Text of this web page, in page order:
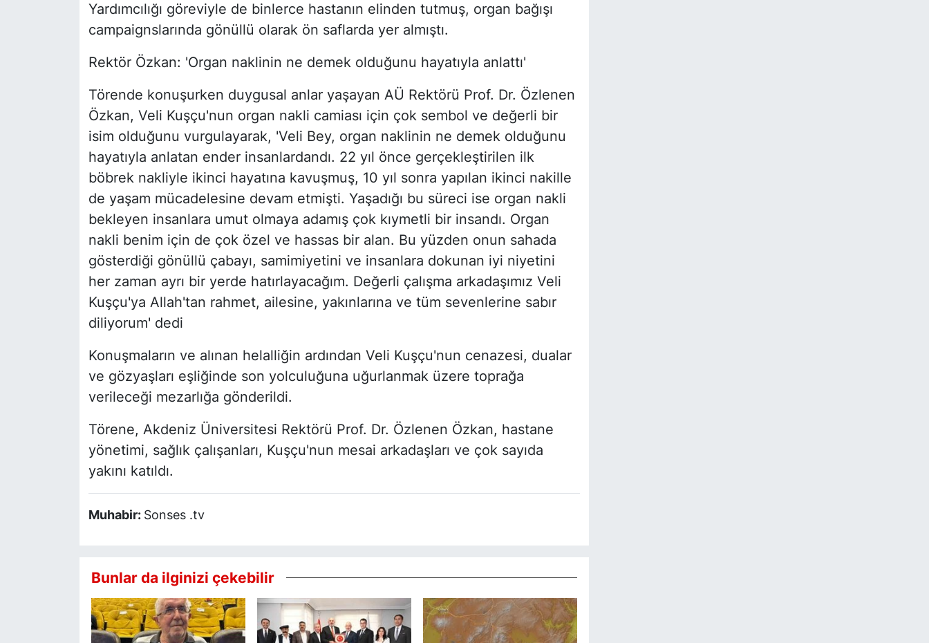
Yardımcılığı göreviyle de binlerce hastanın elinden tutmuş, organ bağışı
campaignslarında gönüllü olarak ön saflarda yer almıştı.
Rektör Özkan: 'Organ naklinin ne demek olduğunu hayatıyla anlattı'
Törende konuşurken duygusal anlar yaşayan AÜ Rektörü Prof. Dr. Özlenen
Özkan, Veli Kuşçu'nun organ nakli camiası için çok sembol ve değerli bir
isim olduğunu vurgulayarak, 'Veli Bey, organ naklinin ne demek olduğunu
hayatıyla anlatan ender insanlardandı. 22 yıl önce gerçekleştirilen ilk
böbrek nakliyle ikinci hayatına kavuşmuş, 10 yıl sonra yapılan ikinci nakille
de yaşam mücadelesine devam etmişti. Yaşadığı bu süreci ise organ nakli
bekleyen insanlara umut olmaya adamış çok kıymetli bir insandı. Organ
nakli benim için de çok özel ve hassas bir alan. Bu yüzden onun sahada
gösterdiği gönüllü çabayı, samimiyetini ve insanlara dokunan iyi niyetini
her zaman ayrı bir yerde hatırlayacağım. Değerli çalışma arkadaşımız Veli
Kuşçu'ya Allah'tan rahmet, ailesine, yakınlarına ve tüm sevenlerine sabır
diliyorum' dedi
Konuşmaların ve alınan helalliğin ardından Veli Kuşçu'nun cenazesi, dualar
ve gözyaşları eşliğinde son yolculuğuna uğurlanmak üzere toprağa
verileceği mezarlığa gönderildi.
Törene, Akdeniz Üniversitesi Rektörü Prof. Dr. Özlenen Özkan, hastane
yönetimi, sağlık çalışanları, Kuşçu'nun mesai arkadaşları ve çok sayıda
yakını katıldı.
Muhabir: Sonses .tv
Bunlar da ilginizi çekebilir